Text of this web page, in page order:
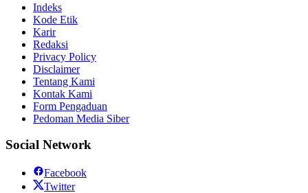
Indeks
Kode Etik
Karir
Redaksi
Privacy Policy
Disclaimer
Tentang Kami
Kontak Kami
Form Pengaduan
Pedoman Media Siber
Social Network
Facebook
Twitter